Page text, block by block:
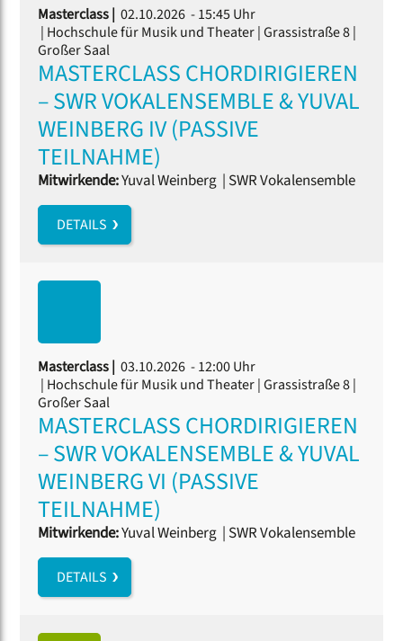
Masterclass | 02.10.2026 - 15:45 Uhr
| Hochschule für Musik und Theater | Grassistraße 8 |
Großer Saal
MASTERCLASS CHORDIRIGIEREN
– SWR VOKALENSEMBLE & YUVAL
WEINBERG IV (PASSIVE
TEILNAHME)
Mitwirkende:Yuval Weinberg | SWR Vokalensemble
DETAILS
Masterclass | 03.10.2026 - 12:00 Uhr
| Hochschule für Musik und Theater | Grassistraße 8 |
Großer Saal
MASTERCLASS CHORDIRIGIEREN
– SWR VOKALENSEMBLE & YUVAL
WEINBERG VI (PASSIVE
TEILNAHME)
Mitwirkende:Yuval Weinberg | SWR Vokalensemble
DETAILS